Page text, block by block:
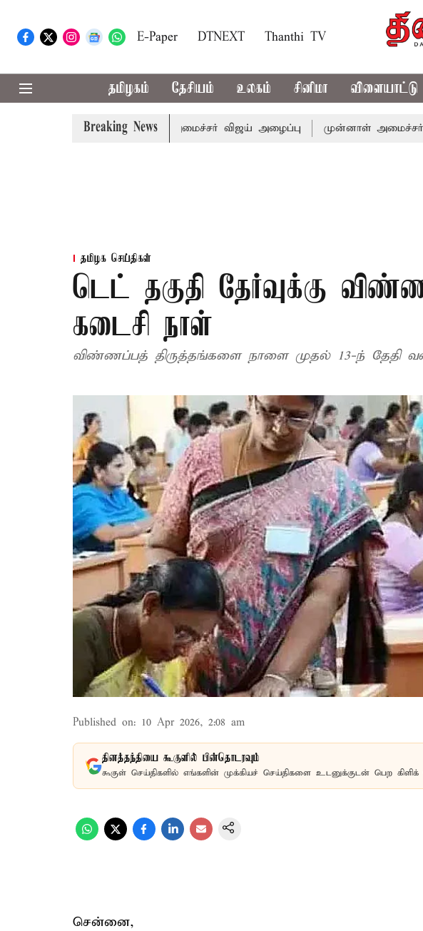
E-Paper DTNEXT Thanthi TV
தமிழகம் தேசியம் உலகம் சினிமா விளையாட்டு
Breaking News
கூட்டத்துக்கு முதல்-அமைச்சர் விஜய் அழைப்பு முன்னாள் அமைச்சர்
தமிழக செய்திகள்
டெட் தகுதி தேர்வுக்கு
கடைசி நாள்
விண்ணப்பத் திருத்தங்களை நாளை முதல் 13-ந் தேதி
Published on: 10 Apr 2026, 2:08 am
தினத்தந்தியை கூகுளில் பின்தொடரவும்
கூகுள் செய்திகளில் எங்களின் முக்கியச் செய்திகளை உடனுக்குடன் பெற கிளிக்
சென்னை,